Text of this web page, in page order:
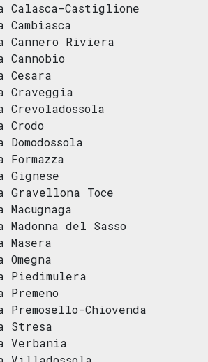
Calasca-Castiglione
Cannero Riviera
Cannobio
Cesara
Craveggia
Crevoladossola
Crodo
Gignese
Gravellona Toce
Madonna del Sasso
Masera
Piedimulera
Premeno
Premosello-Chiovenda
Stresa
Verbania